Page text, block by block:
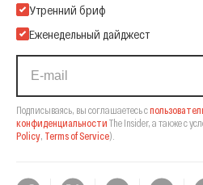
Подпишитесь на нашу Email-
Утренний бриф
Еженедельный дайджест
Подписываясь, вы соглашаетесь с
конфиденциальности The Insider, а также с
Policy, Terms of Service).